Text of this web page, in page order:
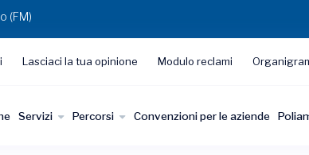
(FM)
Lasciaci la tua opinione Modulo reclami
Servizi Percorsi Convenzioni per le aziende